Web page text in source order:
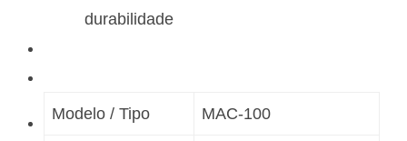
durabilidade
Modelo / Tipo MAC-100